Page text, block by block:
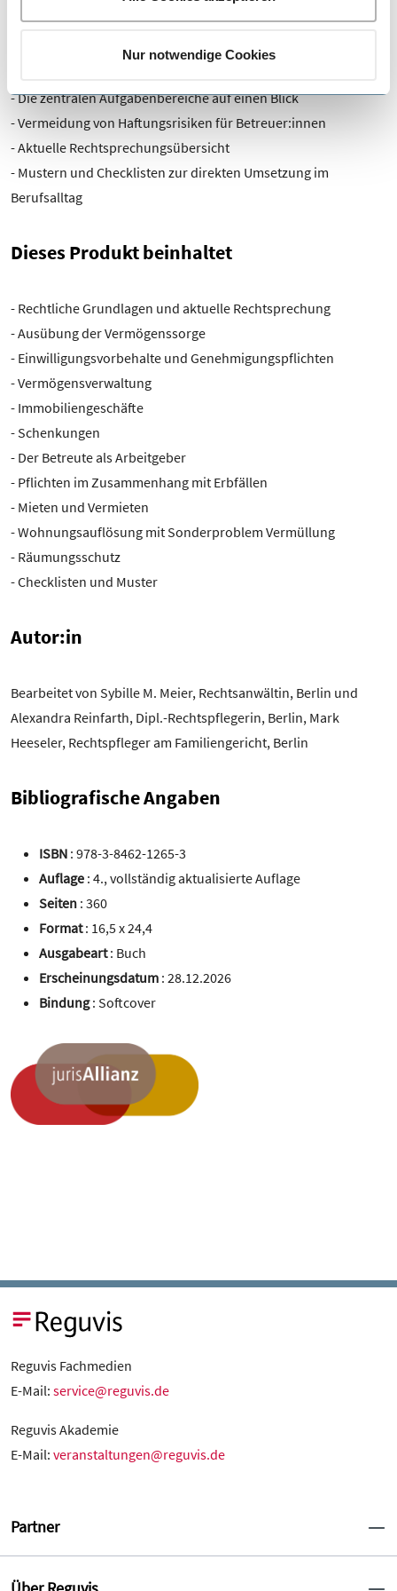
den Cookie-Einstellungen.
verbundenen Verarbeitung Ihrer personenbezogenen
Sofern Sie der Verwendung von Cookies und der
Verarbeitung in den USA (Art. 49 Abs. 1 S. 1 lit. a
DSGVO) zustimmen, können Sie diese Einwilligung
jederzeit mit Wirkung für die Zukunft widerrufen, indem
Sie unsere Cookie-Einstellungen in der
möchten.
Nur notwendige Cookies
- Die zentralen Aufgabenbereiche auf einen Blick
- Vermeidung von Haftungsrisiken für Betreuer:innen
- Aktuelle Rechtsprechungsübersicht
- Mustern und Checklisten zur direkten Umsetzung im
Berufsalltag
Dieses Produkt beinhaltet
- Rechtliche Grundlagen und aktuelle Rechtsprechung
- Ausübung der Vermögenssorge
- Einwilligungsvorbehalte und Genehmigungspflichten
- Vermögensverwaltung
- Immobiliengeschäfte
- Schenkungen
- Der Betreute als Arbeitgeber
- Pflichten im Zusammenhang mit Erbfällen
- Mieten und Vermieten
- Wohnungsauflösung mit Sonderproblem Vermüllung
- Räumungsschutz
- Checklisten und Muster
Autor:in
Bearbeitet von Sybille M. Meier, Rechtsanwältin, Berlin und
Alexandra Reinfarth, Dipl.-Rechtspflegerin, Berlin, Mark
Heeseler, Rechtspfleger am Familiengericht, Berlin
Bibliografische Angaben
ISBN : 978-3-8462-1265-3
Auflage : 4., vollständig aktualisierte Auflage
Seiten : 360
Format: 16,5 x 24,4
Ausgabeart: Buch
Erscheinungsdatum : 28.12.2026
Bindung: Softcover
Reguvis Fachmedien
E-Mail: service@reguvis.de
Reguvis Akademie
E-Mail: veranstaltungen@reguvis.de
Partner